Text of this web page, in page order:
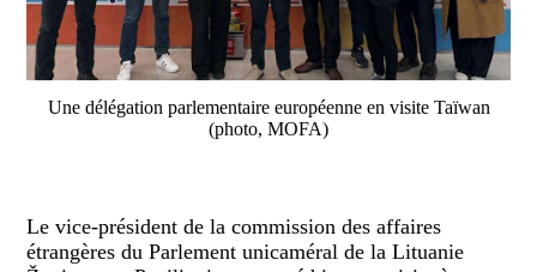
Une délégation parlementaire européenne en visite Taïwan
(photo, MOFA)
Le vice-président de la commission des affaires
étrangères du Parlement unicaméral de la Lituanie